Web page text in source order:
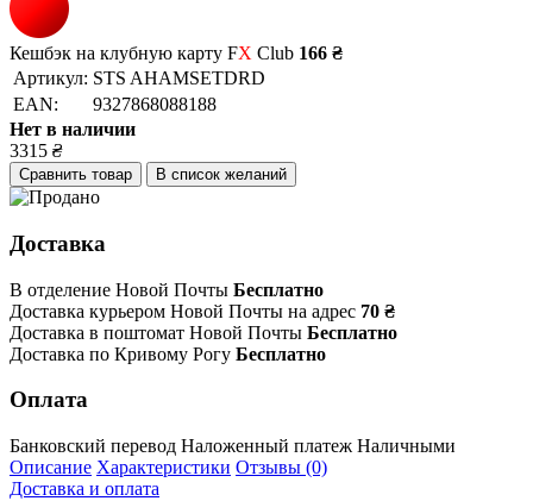
Кешбэк на клубную карту FX Club 166 ₴
Артикул: STS AHAMSETDRD
EAN:
9327868088188
Нет в наличии
3315 ₴
Сравнить товар В список желаний
Доставка
В отделение Новой Почты Бесплатно
Доставка курьером Новой Почты на адрес 70 ₴
Доставка в поштомат Новой Почты Бесплатно
Доставка по Кривому Рогу Бесплатно
Оплата
Банковский перевод Наложенный платеж Наличными
Описание Характеристики Отзывы (0)
Доставка и оплата